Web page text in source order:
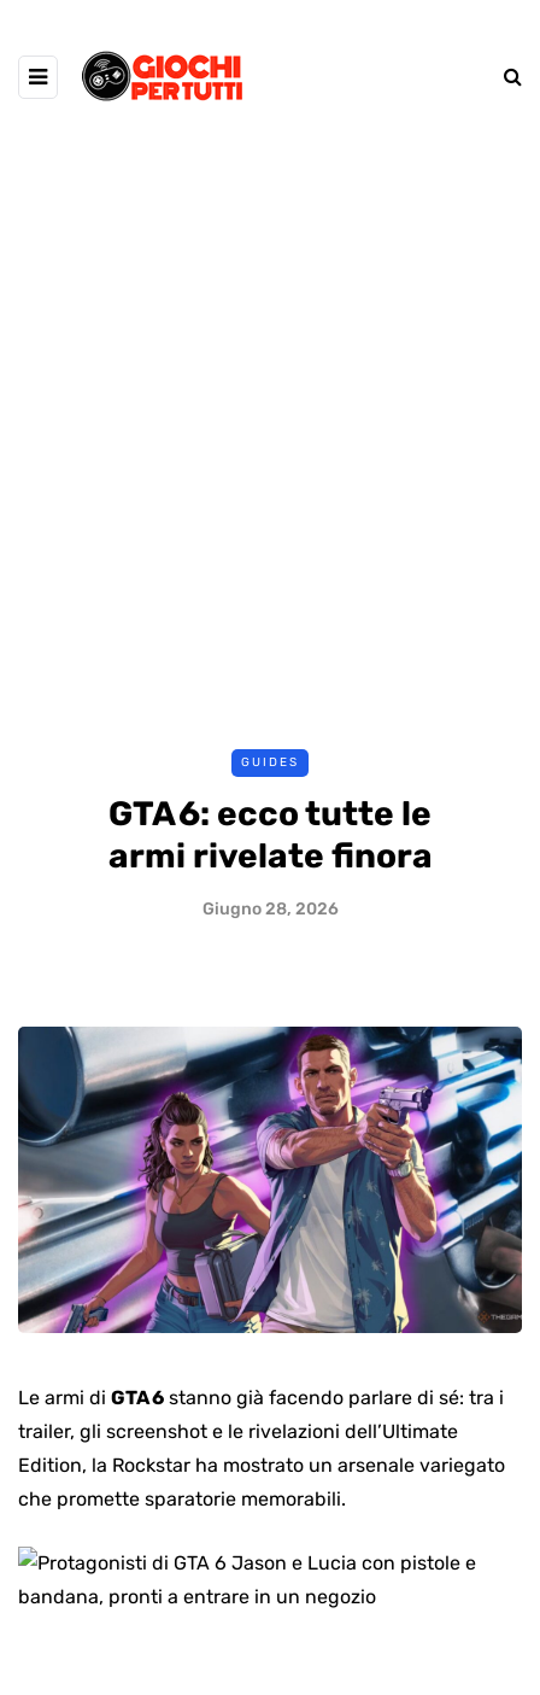
GUIDES
GTA 6: ecco tutte le
armi rivelate finora
Giugno 28, 2026
Le armi di GTA 6 stanno già facendo parlare di sé: tra i
trailer, gli screenshot e le rivelazioni dell’Ultimate
Edition, la Rockstar ha mostrato un arsenale variegato
che promette sparatorie memorabili.